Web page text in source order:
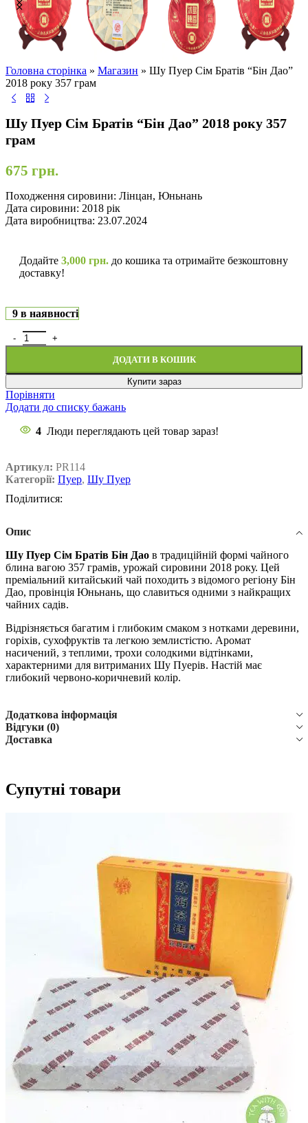
Головна сторінка » Магазин » Шу Пуер Сім Братів “Бін Дао”
2018 року 357 грам
Шу Пуер Сім Братів “Бін Дао” 2018 року 357
грам
675 грн.
Походження сировини: Лінцан, Юньнань
Дата сировини: 2018 рік
Дата виробництва: 23.07.2024
Додайте 3,000 грн. до кошика та отримайте безкоштовну
доставку!
9 в наявності
ДОДАТИ В КОШИК
Купити зараз
Порівняти
Додати до списку бажань
4 Люди переглядають цей товар зараз!
Артикул: PR114
Категорії: Пуер, Шу Пуер
Поділитися:
Опис
Шу Пуер Сім Братів Бін Дао в традиційній формі чайного
блина вагою 357 грамів, урожай сировини 2018 року. Цей
преміальний китайський чай походить з відомого регіону Бін
Дао, провінція Юньнань, що славиться одними з найкращих
чайних садів.
Відрізняється багатим і глибоким смаком з нотками деревини,
горіхів, сухофруктів та легкою землистістю. Аромат
насичений, з теплими, трохи солодкими відтінками,
характерними для витриманих Шу Пуерів. Настій має
глибокий червоно-коричневий колір.
Додаткова інформація
Відгуки (0)
Доставка
Супутні товари